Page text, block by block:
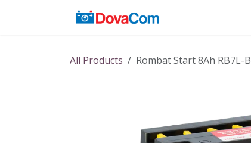
All Products Rombat Start 8Ah RB7L-B